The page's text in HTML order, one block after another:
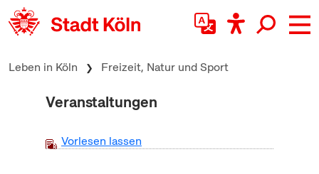
zum Inhalt springen
Leben in Köln Freizeit, Natur und Sport
Veranstaltungen
Vorlesen lassen